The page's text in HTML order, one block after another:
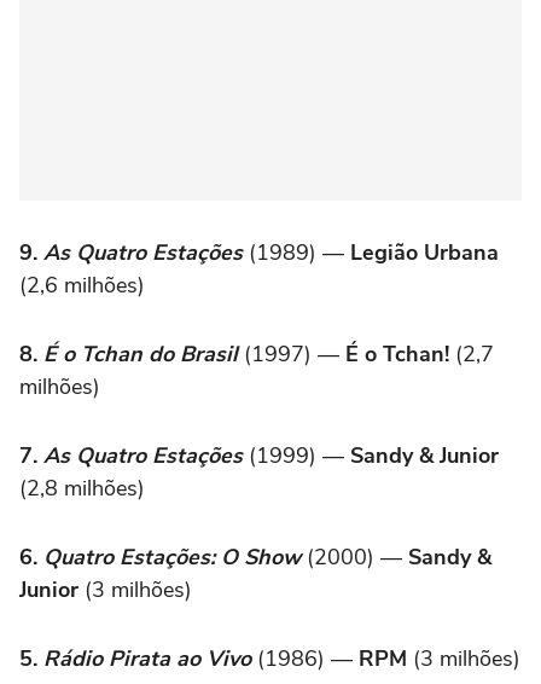
9. As Quatro Estações(1989) — Legião Urbana
(2,6 milhões)
8. É o Tchan do Brasil(1997) — É o Tchan! (2,7
milhões)
7. As Quatro Estações(1999) — Sandy & Junior
(2,8 milhões)
6. Quatro Estações: O Show(2000) — Sandy &
Junior (3 milhões)
5. Rádio Pirata ao Vivo(1986) — RPM (3 milhões)